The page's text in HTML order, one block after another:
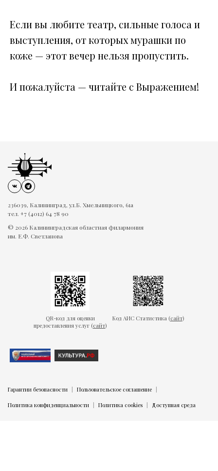
Если вы любите театр, сильные голоса и
выступления, от которых мурашки по
коже — этот вечер нельзя пропустить.
И пожалуйста — читайте с Выражением!
236039, Калининград, ул.Б. Хмельницкого, 61а
тел. +7 (4012) 64 78 90
© 2026 Калининградская областная филармония
им. Е.Ф. Светланова
QR-код для оценки
предоставления услуг (сайт)
Код АИС Статистика (сайт)
Гарантии безопасности Пользовательское соглашение
Политика конфиденциальности Политика cookies Доступная среда